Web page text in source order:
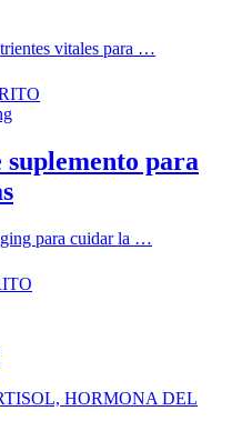
vitales para …
para
para cuidar la …
HORMONA DEL